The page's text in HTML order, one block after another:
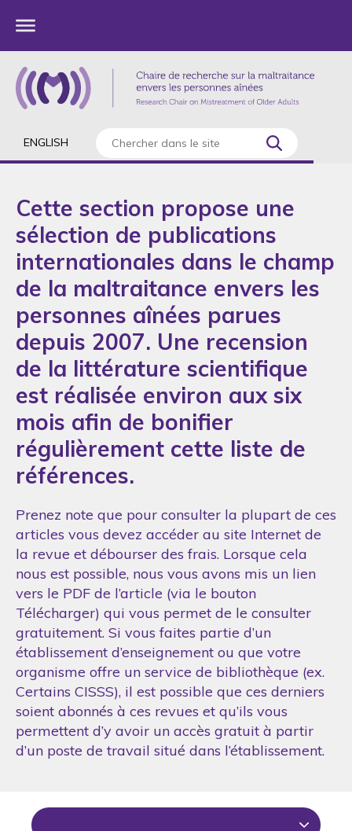
ENGLISH
Cette section propose une
sélection de publications
internationales dans le champ
de la maltraitance envers les
personnes aînées parues
depuis 2007. Une recension
de la littérature scientifique
est réalisée environ aux six
mois afin de bonifier
régulièrement cette liste de
références.
Prenez note que pour consulter la plupart de ces
articles vous devez accéder au site Internet de
la revue et débourser des frais. Lorsque cela
nous est possible, nous vous avons mis un lien
vers le PDF de l’article (via le bouton
Télécharger) qui vous permet de le consulter
gratuitement. Si vous faites partie d’un
établissement d’enseignement ou que votre
organisme offre un service de bibliothèque (ex.
Certains CISSS), il est possible que ces derniers
soient abonnés à ces revues et qu’ils vous
permettent d’y avoir un accès gratuit à partir
d’un poste de travail situé dans l’établissement.